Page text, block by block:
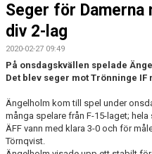
LÄNKAR
MEDLEMS OCH
Seger för Damerna
div 2-lag
2020-02-27 09:49
På onsdagskvällen spelade
Det blev seger mot Trönninge IF
Ängelholm kom till spel under
många spelare från F-15-laget; hela
ÄFF vann med klara 3-0 och för
Törnqvist.